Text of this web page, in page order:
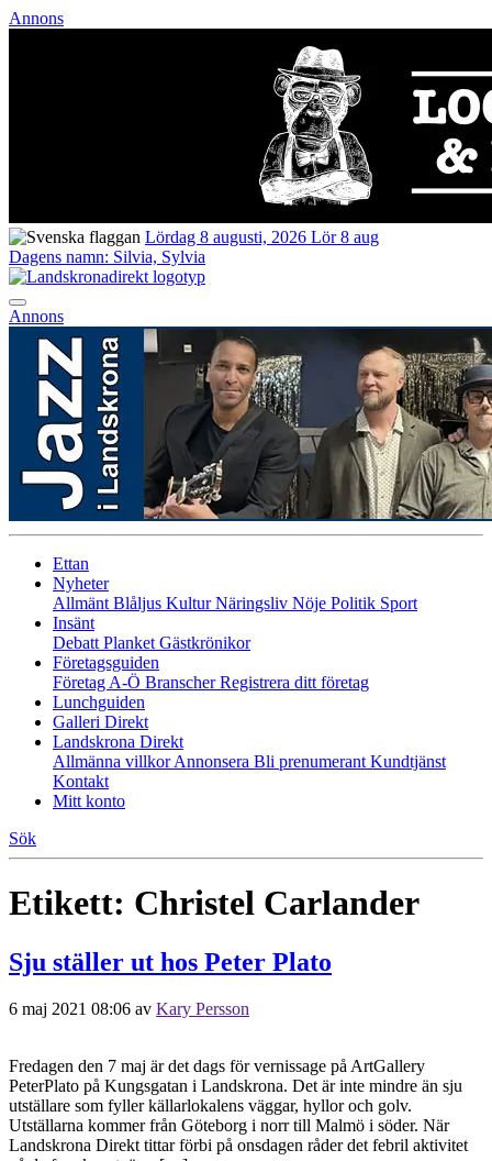
Annons
Lördag 8 augusti, 2026 Lör 8 aug
Dagens namn: Silvia, Sylvia
Annons
Ettan
Nyheter
Allmänt Blåljus KulturNäringsliv Nöje Politik Sport
Insänt
Debatt Planket Gästkrönikor
Företagsguiden
Företag A-Ö BranscherRegistrera ditt företag
Lunchguiden
Galleri Direkt
Landskrona Direkt
Allmänna villkorAnnonsera Bli prenumerant Kundtjänst
Kontakt
Mitt konto
Sök
Etikett: Christel Carlander
Sju ställer ut hos Peter Plato
6 maj 2021 08:06 av Kary Persson
Fredagen den 7 maj är det dags för vernissage på ArtGallery
PeterPlato på Kungsgatan i Landskrona. Det är inte mindre än sju
utställare som fyller källarlokalens väggar, hyllor och golv.
Utställarna kommer från Göteborg i norr till Malmö i söder. När
Landskrona Direkt tittar förbi på onsdagen råder det febril aktivitet